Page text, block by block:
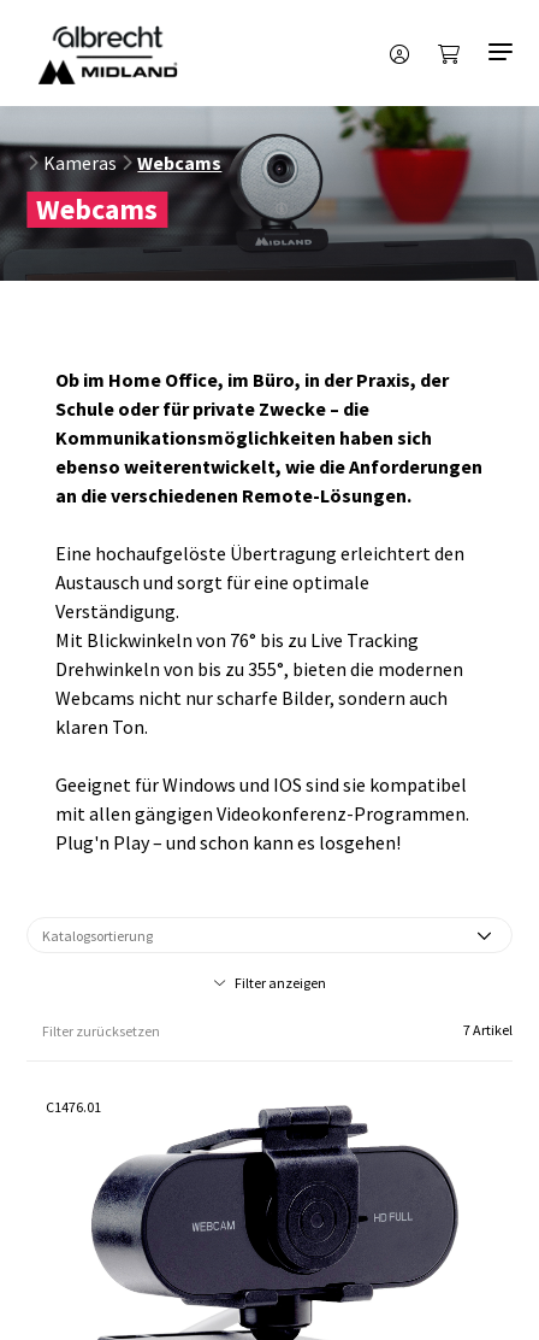
Kameras Webcams
Webcams
Ob im Home Office, im Büro, in der Praxis, der
Schule oder für private Zwecke – die
Kommunikationsmöglichkeiten haben sich
ebenso weiterentwickelt, wie die Anforderungen
an die verschiedenen Remote-Lösungen.
Eine hochaufgelöste Übertragung erleichtert den
Austausch und sorgt für eine optimale
Verständigung.
Mit Blickwinkeln von 76° bis zu Live Tracking
Drehwinkeln von bis zu 355°, bieten die modernen
Webcams nicht nur scharfe Bilder, sondern auch
klaren Ton.
Geeignet für Windows und IOS sind sie kompatibel
mit allen gängigen Videokonferenz-Programmen.
Plug'n Play – und schon kann es losgehen!
Filter anzeigen
Filter zurücksetzen 7 Artikel
C1476.01